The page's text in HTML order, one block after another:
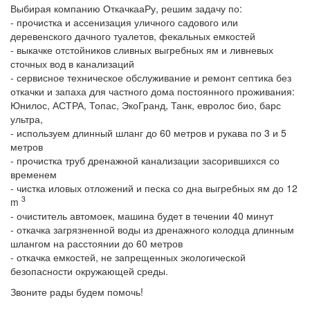
Выбирая компанию ОткачкааРу, решим задачу по:
- прочистка и ассенизация уличного садового или
деревенского дачного туалетов, фекальных емкостей
- выкачке отстойников сливных выгребных ям и ливневых
сточных вод в канализаций
- сервисное техническое обслуживание и ремонт септика без
откачки и запаха для частного дома постоянного проживания:
Юнилос, АСТРА, Топас, ЭкоГранд, Танк, евролос био, барс
ультра,
- используем длинный шланг до 60 метров и рукава по 3 и 5
метров
- прочистка труб дренажной канализации засорившихся со
временем
- чистка иловых отложений и песка со дна выгребных ям до 12
m 3
- очиститель автомоек, машина будет в течении 40 минут
- откачка загрязненной воды из дренажного колодца длинным
шлангом на расстоянии до 60 метров
- откачка емкостей, не запрещенных экологической
безопасности окружающей среды.
Звоните рады будем помочь!